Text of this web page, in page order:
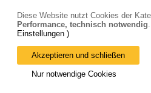
Bitte beachten Sie: wir machen
August 2026 haben wir geschlossen.
Diese Website nutzt Cookies der
Performance, technisch notwendig.
Einstellungen )
Akzeptieren und schließen
Nur notwendige Cookies